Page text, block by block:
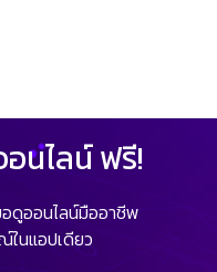
นไลน์ ฟรี!
ดูออนไลน์มืออาชีพ
นแอปเดียว